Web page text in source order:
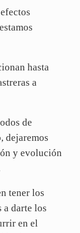
hasta
a
de
dejaremos
y evolución
tener los
a darte los
en el